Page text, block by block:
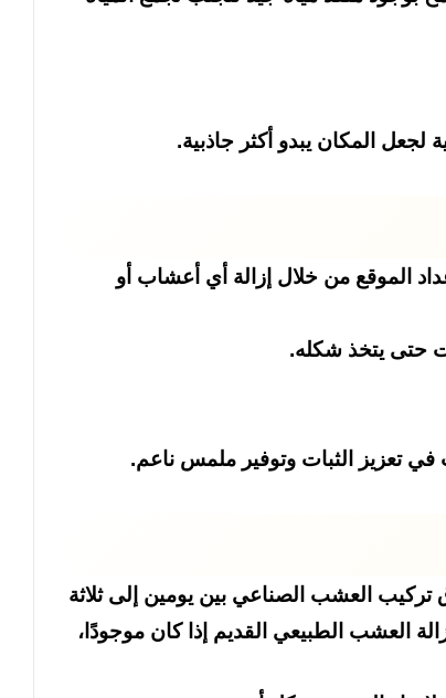
المكان يبدو أكثر جاذبية.
الموقع من خلال إزالة أي أعشاب أو
حتى يتخذ شكله.
تعزيز الثبات وتوفير ملمس ناعم.
العشب الصناعي بين يومين إلى ثلاثة
العشب الطبيعي القديم إذا كان موجودًا،